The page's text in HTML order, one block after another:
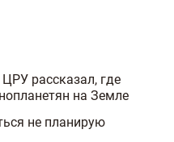
рассказал, где
на Земле
не планирую